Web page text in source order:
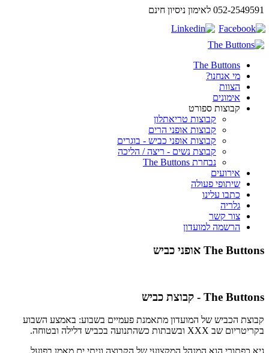
052-2549591 לאימון ניסיון חינם
The Buttons
מי אנחנו?
הצוות
אימונים
קבוצות ספורט
קבוצות טריאתלון
קבוצות אופני הרים
קבוצות אופני כביש - בוגרים
קבוצת נשים - ריצה / הליכה
נבחרת The Buttons
אירועים
שיתופי פעולה
כתבו עלינו
גלריה
צור קשר
הרשמה למועדון
The Buttons אופני כביש
The Buttons - קבוצת כביש
קבוצת הכביש של המועדון מתאמנת פעמיים בשבוע: באמצע השבוע
בקריטריום שב XXX ובשבתות כשהתנועה בכביש דלילה ובטוחה.